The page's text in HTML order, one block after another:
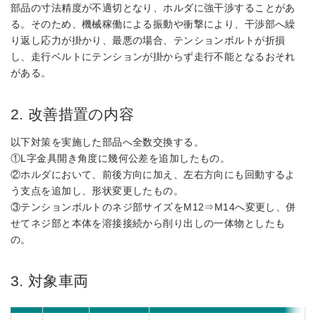
部品の寸法精度が不適切となり、ホルダに強干渉することがあ
る。そのため、機械稼働による振動や衝撃により、干渉部へ繰
り返し応力が掛かり、最悪の場合、テンションボルトが折損
し、走行ベルトにテンションが掛からず走行不能となるおそれ
がある。
2. 改善措置の内容
以下対策を実施した部品へ全数交換する。
①L字金具開き角度に幾何公差を追加したもの。
②ホルダにおいて、前後方向に加え、左右方向にも回動するよ
う支点を追加し、形状変更したもの。
③テンションボルトのネジ部サイズをM12⇒M14へ変更し、併
せてネジ部と本体を溶接接続から削り出しの一体物としたも
の。
3. 対象車両